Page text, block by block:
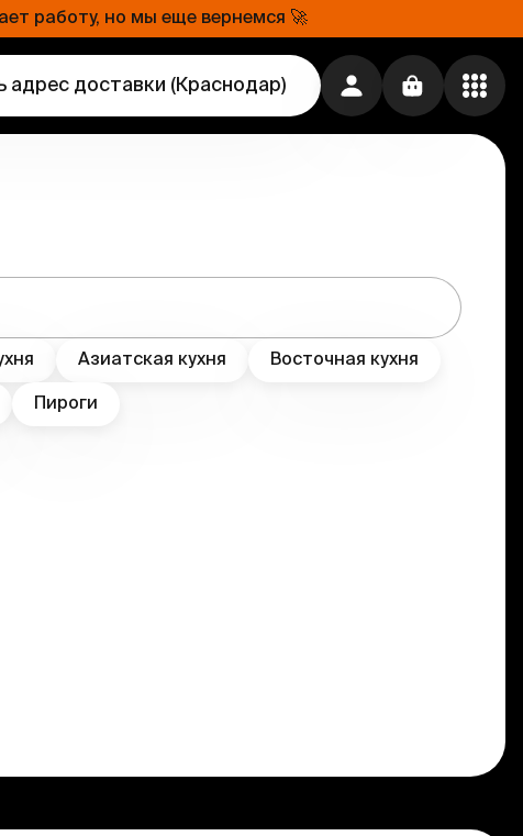
работу, но мы еще вернемся 🚀
адрес доставки (Краснодар)
Азиатская кухня Восточная кухня
Пироги